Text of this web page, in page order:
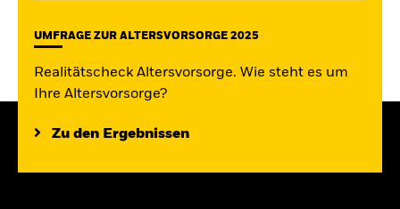
UMFRAGE ZUR ALTERSVORSORGE 2025
Realitätscheck Altersvorsorge. Wie steht es um
Ihre Altersvorsorge?
Zu den Ergebnissen